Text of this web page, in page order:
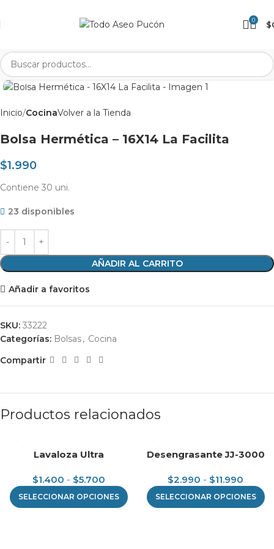
0 $
Clic para agrandar
Inicio CocinaVolver a la Tienda
Bolsa Hermética – 16X14 La Facilita
$1.990
Contiene 30 uni.
23 disponibles
AÑADIR AL CARRITO
Añadir a favoritos
SKU: 33222
Categorías: Bolsas, Cocina
Compartir
Productos relacionados
Lavaloza Ultra
$1.400 - $5.700
SELECCIONAR OPCIONES
Desengrasante JJ-3000
$2.990 - $11.990
SELECCIONAR OPCIONES